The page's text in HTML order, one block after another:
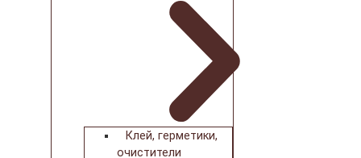
Клей, герметики,
очистители